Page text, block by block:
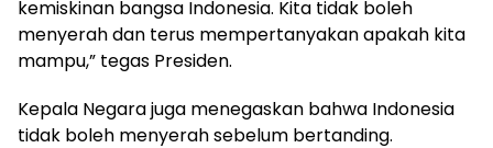
kemiskinan bangsa Indonesia. Kita tidak boleh
menyerah dan terus mempertanyakan apakah kita
mampu,” tegas Presiden.
Kepala Negara juga menegaskan bahwa Indonesia
tidak boleh menyerah sebelum bertanding.